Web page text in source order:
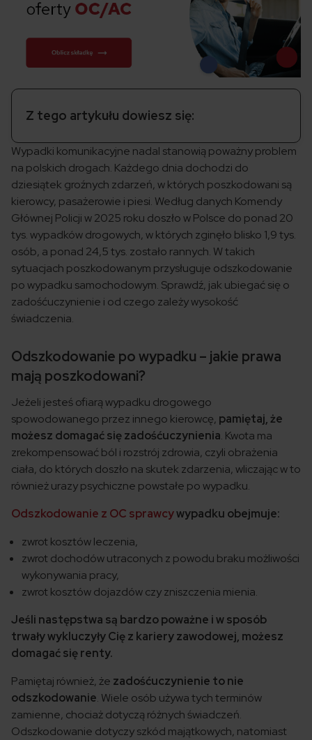
Z tego artykułu dowiesz się:
Wypadki komunikacyjne nadal stanowią poważny problem
na polskich drogach. Każdego dnia dochodzi do
dziesiątek groźnych zdarzeń, w których poszkodowani są
kierowcy, pasażerowie i piesi. Według danych Komendy
Głównej Policji w 2025 roku doszło w Polsce do ponad 20
tys. wypadków drogowych, w których zginęło blisko 1,9 tys.
osób, a ponad 24,5 tys. zostało rannych. W takich
sytuacjach poszkodowanym przysługuje odszkodowanie
po wypadku samochodowym. Sprawdź, jak ubiegać się o
zadośćuczynienie i od czego zależy wysokość
świadczenia.
Odszkodowanie po wypadku – jakie prawa
mają poszkodowani?
Jeżeli jesteś ofiarą wypadku drogowego
spowodowanego przez innego kierowcę, pamiętaj, że
możesz domagać się zadośćuczynienia. Kwota ma
zrekompensować ból i rozstrój zdrowia, czyli obrażenia
ciała, do których doszło na skutek zdarzenia, wliczając w to
również urazy psychiczne powstałe po wypadku.
Odszkodowanie z OC sprawcywypadku obejmuje:
zwrot kosztów leczenia,
zwrot dochodów utraconych z powodu braku możliwości
wykonywania pracy,
zwrot kosztów dojazdów czy zniszczenia mienia.
Jeśli następstwa są bardzo poważne i w sposób
trwały wykluczyły Cię z kariery zawodowej, możesz
domagać się renty.
Pamiętaj również, że zadośćuczynienie to nie
odszkodowanie. Wiele osób używa tych terminów
zamienne, chociaż dotyczą różnych świadczeń.
Odszkodowanie dotyczy szkód majątkowych, natomiast